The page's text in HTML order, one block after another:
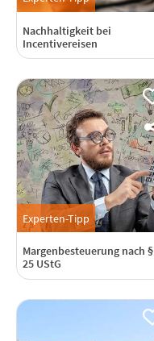
Nachhaltigkeit bei
Incentivereisen
Experten-Tipp
Margenbesteuerung nach §
25 UStG